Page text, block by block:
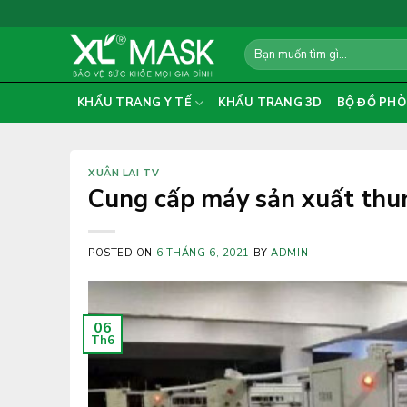
to
Search
for:
KHẨU TRANG Y TẾ KHẨU TRANG 3D BỘ ĐỒ
XUÂN LAI TV
Cung cấp máy sản xuất
POSTED ON 6 THÁNG 6, 2021 BYADMIN
06
Th6